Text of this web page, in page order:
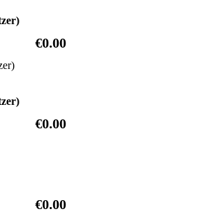
€0.00
€0.00
€0.00